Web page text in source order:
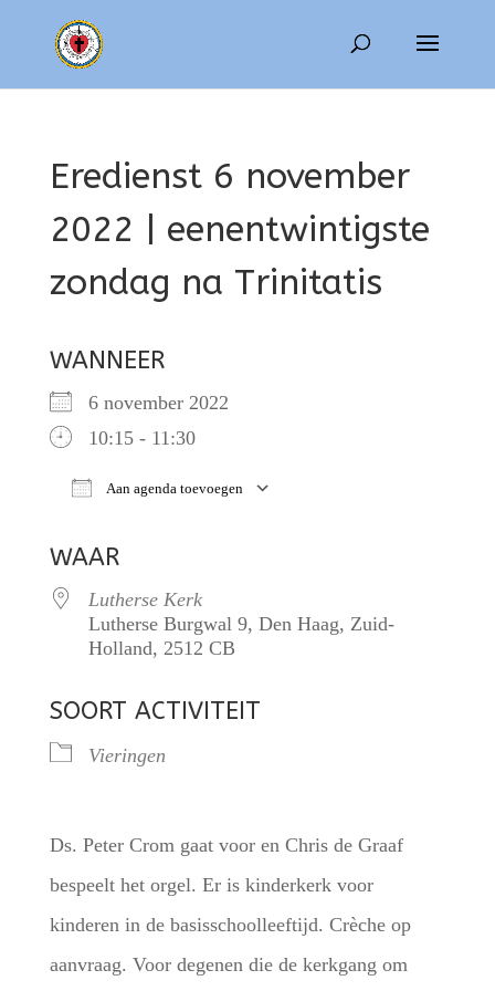
Eredienst 6 november
2022 | eenentwintigste
zondag na Trinitatis
WANNEER
6 november 2022
10:15 - 11:30
Aan agenda toevoegen
WAAR
Lutherse Kerk
Lutherse Burgwal 9, Den Haag, Zuid-
Holland, 2512 CB
SOORT ACTIVITEIT
Vieringen
Ds. Peter Crom gaat voor en Chris de Graaf
bespeelt het orgel. Er is kinderkerk voor
kinderen in de basisschoolleeftijd. Crèche op
aanvraag. Voor degenen die de kerkgang om